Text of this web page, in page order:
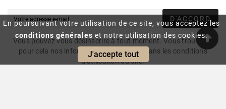
En poursuivant votre utilisation de ce site, vous acceptez les
conditions générales et notre utilisation des cookies.
J'accepte tout
D'ACCORD
Vous pouvez vous désinscrire à tout moment. Vous trouverez
pour cela nos informations de contact dans les conditions
d'utilisation du site.